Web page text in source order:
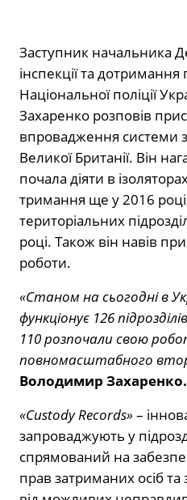
Заступник начальника
інспекції та
Національної поліції
Захаренко розповів
впровадження системи
Великої Британії. Він
почала діяти в
тримання ще у 2016
територіальних
році. Також він навів
роботи.
«Станом на сьогодні в
функціонує 126
110 розпочали свою
повномасштабного
Володимир Захаренко.
«Custody Records»–
запроваджують у
спрямований на
прав затриманих осіб та